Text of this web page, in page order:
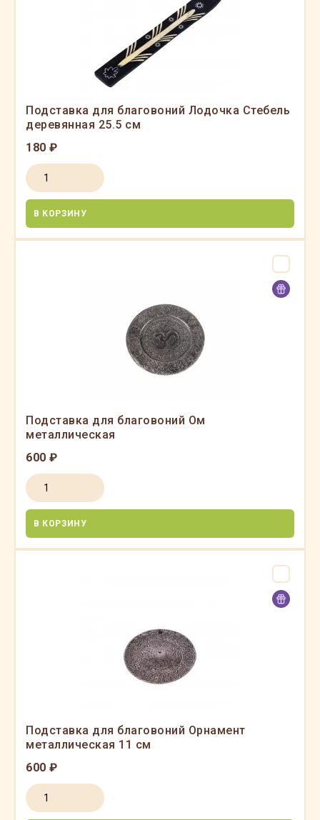
Подставка для благовоний Лодочка Стебель
деревянная 25.5 см
180 ₽
В КОРЗИНУ
Подставка для благовоний Ом
металлическая
600 ₽
В КОРЗИНУ
Подставка для благовоний Орнамент
металлическая 11 см
600 ₽